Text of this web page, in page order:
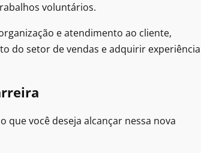
voluntários.
e atendimento ao cliente,
do setor de vendas e adquirir experiência
que você deseja alcançar nessa nova